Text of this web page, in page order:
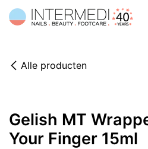
Overslaan naar inhoud
Alle producten
Gelish MT
Your Finger 15ml